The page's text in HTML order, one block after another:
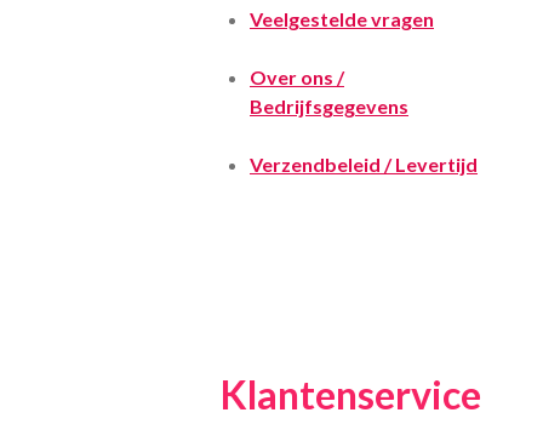
Veelgestelde vragen
Over ons /
Bedrijfsgegevens
Verzendbeleid / Levertijd
Klantenservice